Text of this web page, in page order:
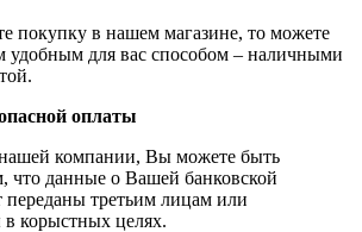
покупку в нашем магазине, то можете
удобным для вас способом – наличными
оплаты
нашей компании, Вы можете быть
что данные о Вашей банковской
переданы третьим лицам или
в корыстных целях.